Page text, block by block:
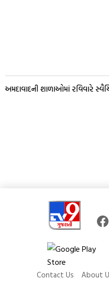
અમદાવાદની શાળાઓમાં રવિવારે
Contact Us About